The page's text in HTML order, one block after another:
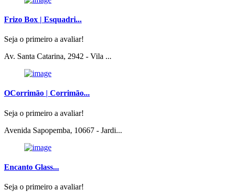
Frizo Box | Esquadri...
Seja o primeiro a avaliar!
Av. Santa Catarina, 2942 - Vila ...
OCorrimão | Corrimão...
Seja o primeiro a avaliar!
Avenida Sapopemba, 10667 - Jardi...
Encanto Glass...
Seja o primeiro a avaliar!